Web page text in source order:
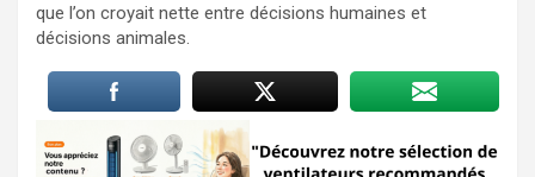
que l’on croyait nette entre décisions humaines et
décisions animales.